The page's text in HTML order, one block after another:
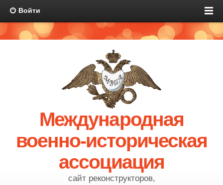
Войти
Международная
военно-историческая
ассоциация
сайт реконструкторов,